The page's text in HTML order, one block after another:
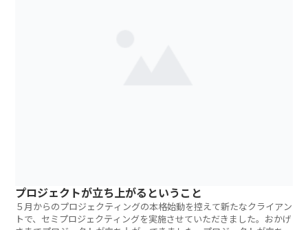
プロジェクトが立ち上がるということ
５月からのプロジェクティングの本格始動を控えて新たなクライアン
トで、セミプロジェクティングを実施させていただきました。おかげ